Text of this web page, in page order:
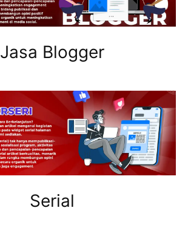
Jasa Blogger
Serial